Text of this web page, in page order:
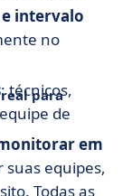
e intervalo
no
: técnicos,
de
para
em
suas equipes,
Todas as